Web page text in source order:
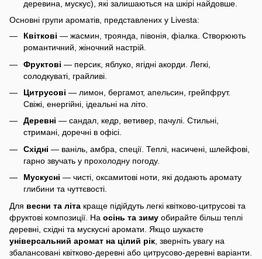
деревина, мускус), які залишаються на шкірі найдовше.
Основні групи ароматів, представлених у Livesta:
Квіткові — жасмин, троянда, півонія, фіалка. Створюють
романтичний, жіночний настрій.
Фруктові — персик, яблуко, ягідні акорди. Легкі,
солодкуваті, грайливі.
Цитрусові — лимон, бергамот, апельсин, грейпфрут.
Свіжі, енергійні, ідеальні на літо.
Деревні — сандал, кедр, ветивер, пачулі. Стильні,
стримані, доречні в офісі.
Східні — ваніль, амбра, спеції. Теплі, насичені, шлейфові,
гарно звучать у прохолодну погоду.
Мускусні — чисті, оксамитові ноти, які додають аромату
глибини та чуттєвості.
Для весни та літа краще підійдуть легкі квітково-цитрусові та
фруктові композиції. На осінь та зиму обирайте більш теплі
деревні, східні та мускусні аромати. Якщо шукаєте
універсальний аромат на цілий рік , зверніть увагу на
збалансовані квітково-деревні або цитрусово-деревні варіанти.